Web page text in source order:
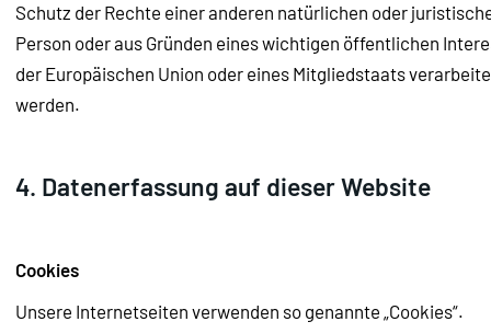
Schutz der Rechte einer anderen natürlichen oder
Person oder aus Gründen eines wichtigen öffentlichen
der Europäischen Union oder eines Mitgliedstaats
werden.
4. Datenerfassung auf dieser Website
Cookies
Unsere Internetseiten verwenden so genannte „Cookies“.